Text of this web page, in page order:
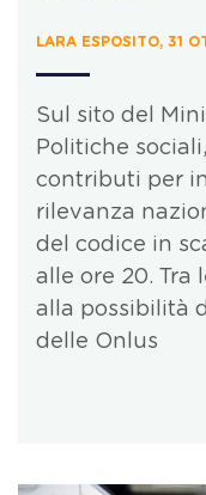
LARA ESPOSITO, 31
Sul sito del
Politiche
contributi per
rilevanza
del codice in
alle ore 20. Tra
alla possibilità
delle Onlus